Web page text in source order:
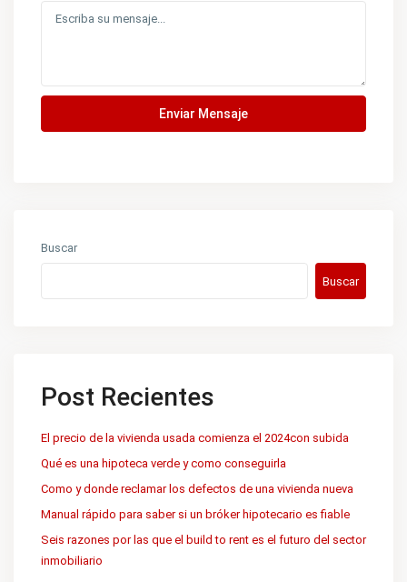
Enviar Mensaje
Buscar
Buscar
Post Recientes
El precio de la vivienda usada comienza el 2024con subida
Qué es una hipoteca verde y como conseguirla
Como y donde reclamar los defectos de una vivienda nueva
Manual rápido para saber si un bróker hipotecario es fiable
Seis razones por las que el build to rent es el futuro del sector
inmobiliario